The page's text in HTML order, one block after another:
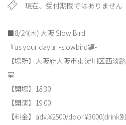
現在、受付期間ではありません
■8/24(木) 大阪 Slow Bird
『us your day!』-slowbird編-
【場所】大阪府大阪市東淀川区西淡
室
【開場】18:30
【開演】19:00
【料金】adv.¥2500/door.¥3000(drink